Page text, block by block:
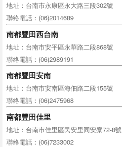
地址：台南市永康區永大路三段302號
聯絡電話：(06)2014689
南都豐田西台南
地址：台南市安平區永華路二段868號
聯絡電話：(06)2989191
南都豐田安南
地址：台南市安南區海佃路二段155號
聯絡電話：(06)2475968
南都豐田佳里
地址：台南市佳里區民安里同安寮72-8號
聯絡電話：(06)7233002